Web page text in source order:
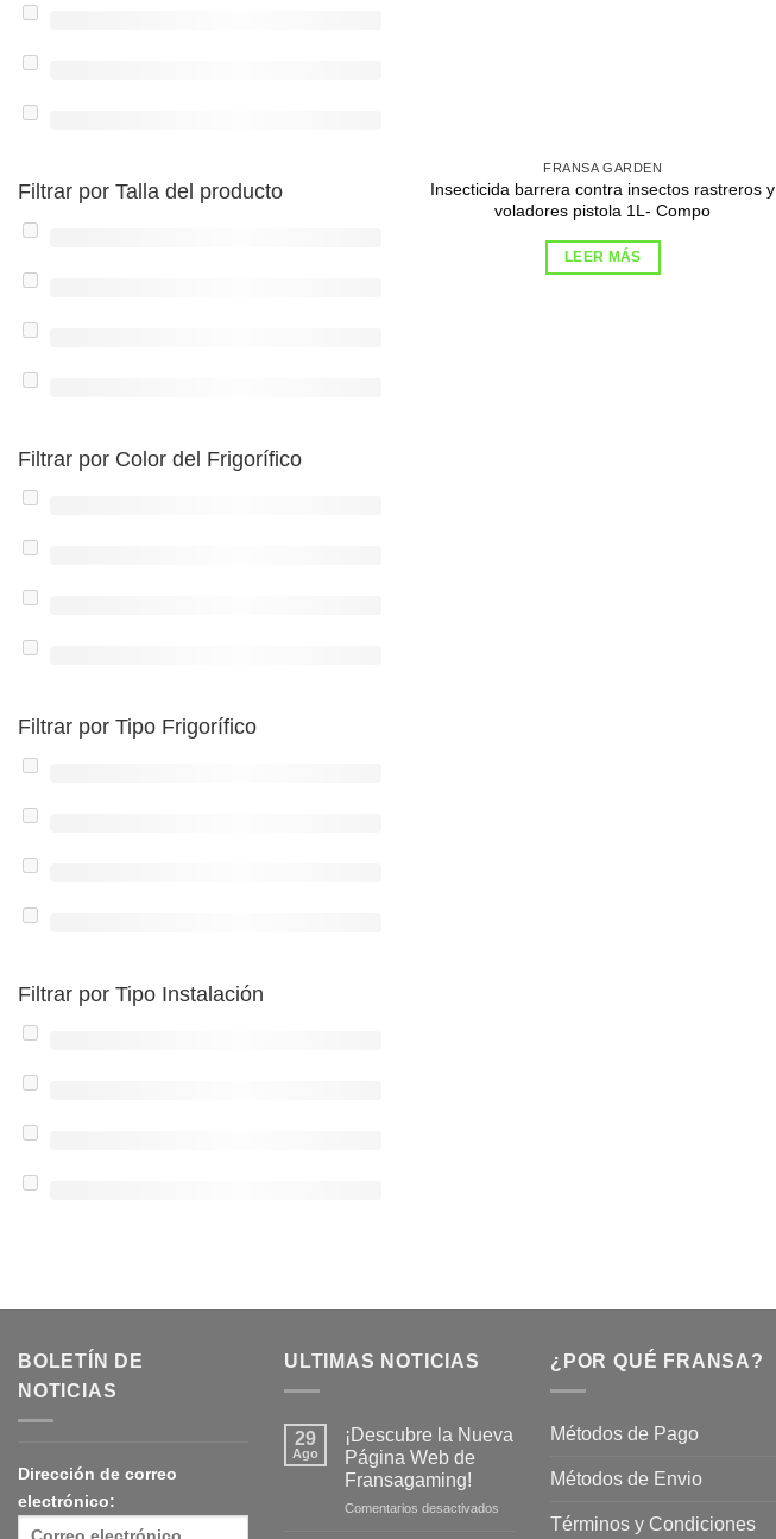
Filtrar por Talla del producto
Filtrar por Color del Frigorífico
Filtrar por Tipo Frigorífico
Filtrar por Tipo Instalación
FRANSA GARDEN
Insecticida barrera contra insectos rastreros y
voladores pistola 1L- Compo
LEER MÁS
BOLETÍN DE
NOTICIAS
Dirección de correo
electrónico:
ULTIMAS NOTICIAS
29
Ago
¡Descubre la Nueva
Página Web de
Fransagaming!
Comentarios desactivados
¿POR QUÉ FRANSA?
Métodos de Pago
Métodos de Envio
Términos y Condiciones